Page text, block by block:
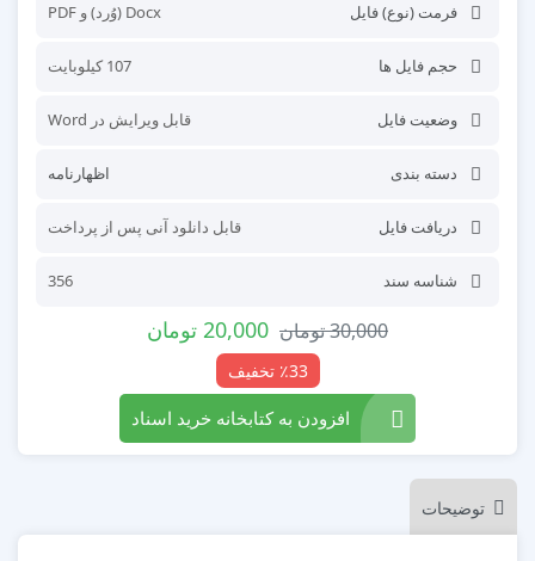
فرمت (نوع) فایل Docx (وُرد) و PDF
حجم فایل ها 107 کیلوبایت
وضعیت فایل قابل ویرایش در Word
دسته بندی اظهارنامه
دریافت فایل قابل دانلود آنی پس از پرداخت
شناسه سند 356
30,000تومان 20,000 تومان
٪33 تخفیف
افزودن به کتابخانه خرید اسناد
توضیحات